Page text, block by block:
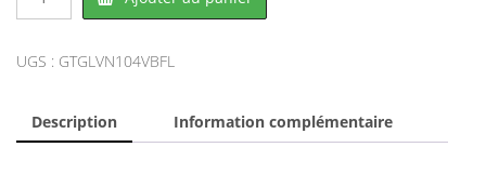
GL-
UGS : GTGLVN104VBFL
Description Information complémentaire